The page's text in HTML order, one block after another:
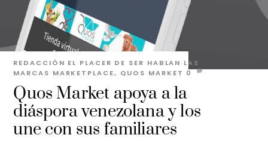
Quos Market apoya a la
diáspora venezolana y los
une con sus familiares
REDACCIÓN EL PLACER DE SER HABLAN LAS
MARCAS MARKETPLACE, QUOS MARKET 0